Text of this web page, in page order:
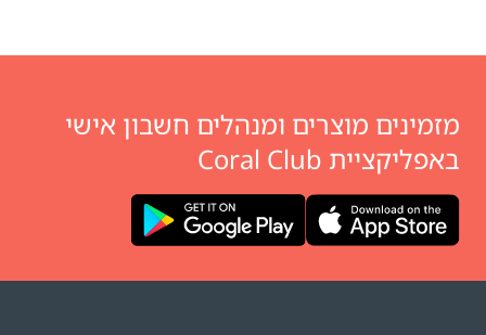
מזמינים מוצרים ומנהלים חשבון אישי
באפליקציית Coral Club